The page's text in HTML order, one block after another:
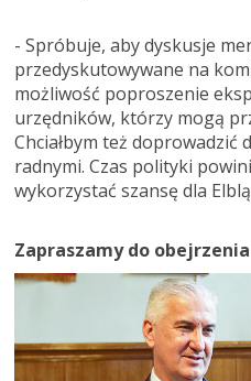
- Spróbuje, aby dyskusje
przedyskutowywane na
możliwość poproszenie
urzędników, którzy mogą
Chciałbym też
radnymi. Czas polityki
wykorzystać szansę dla
Zapraszamy do